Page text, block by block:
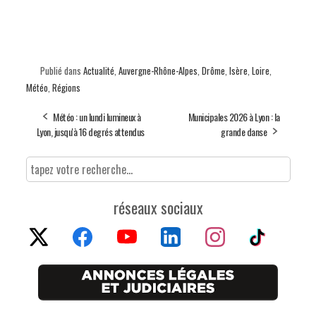
Publié dans Actualité Auvergne-Rhône-Alpes Drôme Isère Loire
Météo Régions
Météo : un lundi lumineux à
Lyon, jusqu'à 16 degrés attendus
Municipales 2026 à Lyon : la
grande danse
réseaux sociaux